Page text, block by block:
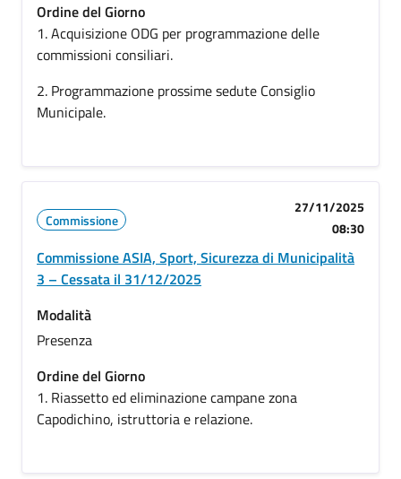
Ordine del Giorno
1. Acquisizione ODG per programmazione delle
commissioni consiliari.
2. Programmazione prossime sedute Consiglio
Municipale.
Commissione
27/11/2025
08:30
Commissione ASIA, Sport, Sicurezza di Municipalità
3 – Cessata il 31/12/2025
Modalità
Presenza
Ordine del Giorno
1. Riassetto ed eliminazione campane zona
Capodichino, istruttoria e relazione.